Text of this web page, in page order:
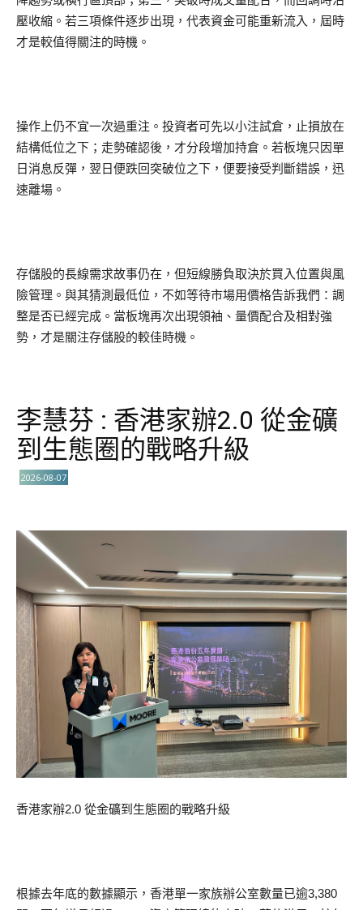
壓收縮。若三項條件逐步出現，代表資金可能重新流入，屆時
才是較值得關注的時機。
操作上仍不宜一次過重注。投資者可先以小注試倉，止損放在
結構低位之下；走勢確認後，才分段增加持倉。若板塊只因單
日消息反彈，翌日便跌回突破位之下，便要接受判斷錯誤，迅
速離場。
存儲股的長線需求故事仍在，但短線勝負取決於買入位置與風
險管理。與其猜測最低位，不如等待市場用價格告訴我們：調
整是否已經完成。當板塊再次出現領袖、量價配合及相對強
勢，才是關注存儲股的較佳時機。
李慧芬 : 香港家辦2.0 從金礦
到生態圈的戰略升級
2026-08-07
香港家辦2.0 從金礦到生態圈的戰略升級
根據去年底的數據顯示，香港單一家族辦公室數量已逾3,380